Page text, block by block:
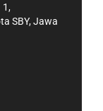
1,
SBY, Jawa